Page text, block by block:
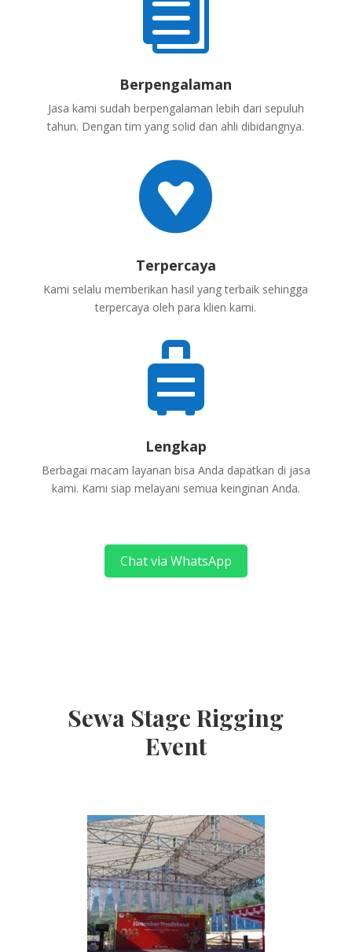

Berpengalaman
Jasa kami sudah berpengalaman lebih dari sepuluh
tahun. Dengan tim yang solid dan ahli dibidangnya.

Terpercaya
Kami selalu memberikan hasil yang terbaik sehingga
terpercaya oleh para klien kami.

Lengkap
Berbagai macam layanan bisa Anda dapatkan di jasa
kami. Kami siap melayani semua keinginan Anda.
Chat via WhatsApp
Sewa Stage Rigging
Event